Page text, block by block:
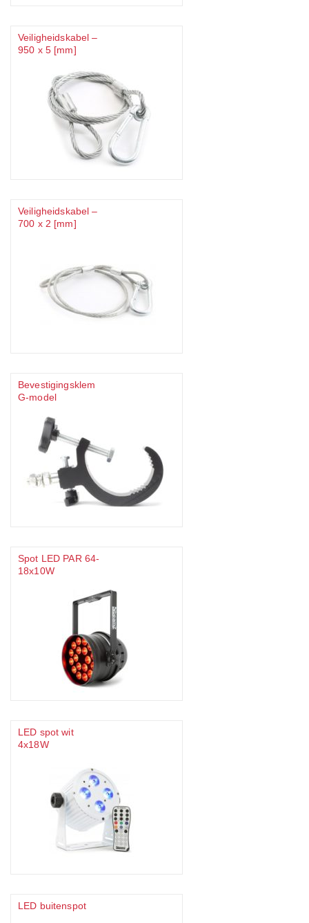
Veiligheidskabel –
950 x 5 [mm]
Veiligheidskabel –
700 x 2 [mm]
Bevestigingsklem
G-model
Spot LED PAR 64-
18x10W
LED spot wit
4x18W
LED buitenspot